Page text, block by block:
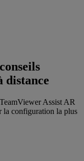
distance
Assist AR
la configuration la plus